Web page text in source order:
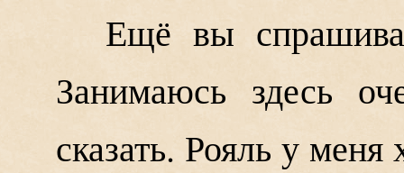
Ещё вы
Занимаюсь здесь
сказать. Рояль у